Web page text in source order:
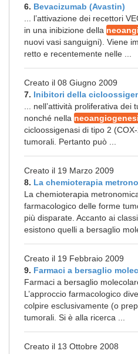
6. Bevacizumab (Avastin)
... l’attivazione dei recettori
in una inibizione della
nuovi vasi sanguigni). Viene
retto e recentemente nelle ...
Creato il 08 Giugno 2009
7. Inibitori della
... nell’attività proliferativa
nonché nella neoangiogenesi
cicloossigenasi di tipo 2
tumorali. Pertanto può ...
Creato il 19 Marzo 2009
8. La chemioterapia
La chemioterapia
farmacologico delle forme
più disparate. Accanto ai
esistono quelli a bersaglio
Creato il 19 Febbraio 2009
9. Farmaci a bersaglio
Farmaci a bersaglio
L’approccio farmacologico
colpire esclusivamente (o
tumorali. Si è alla ricerca ...
Creato il 13 Ottobre 2008